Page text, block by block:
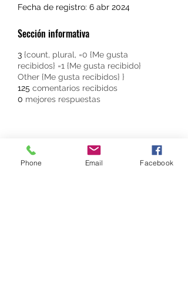
Fecha de registro: 6 abr 2024
Sección informativa
3 {count, plural, =0 {Me gusta
recibidos} =1 {Me gusta recibido}
Other {Me gusta recibidos} }
125 comentarios recibidos
0 mejores respuestas
NEUROLOGO PEDIATRA
DR. WALTER E. SÁNCHEZ VIDES
Phone Email Facebook